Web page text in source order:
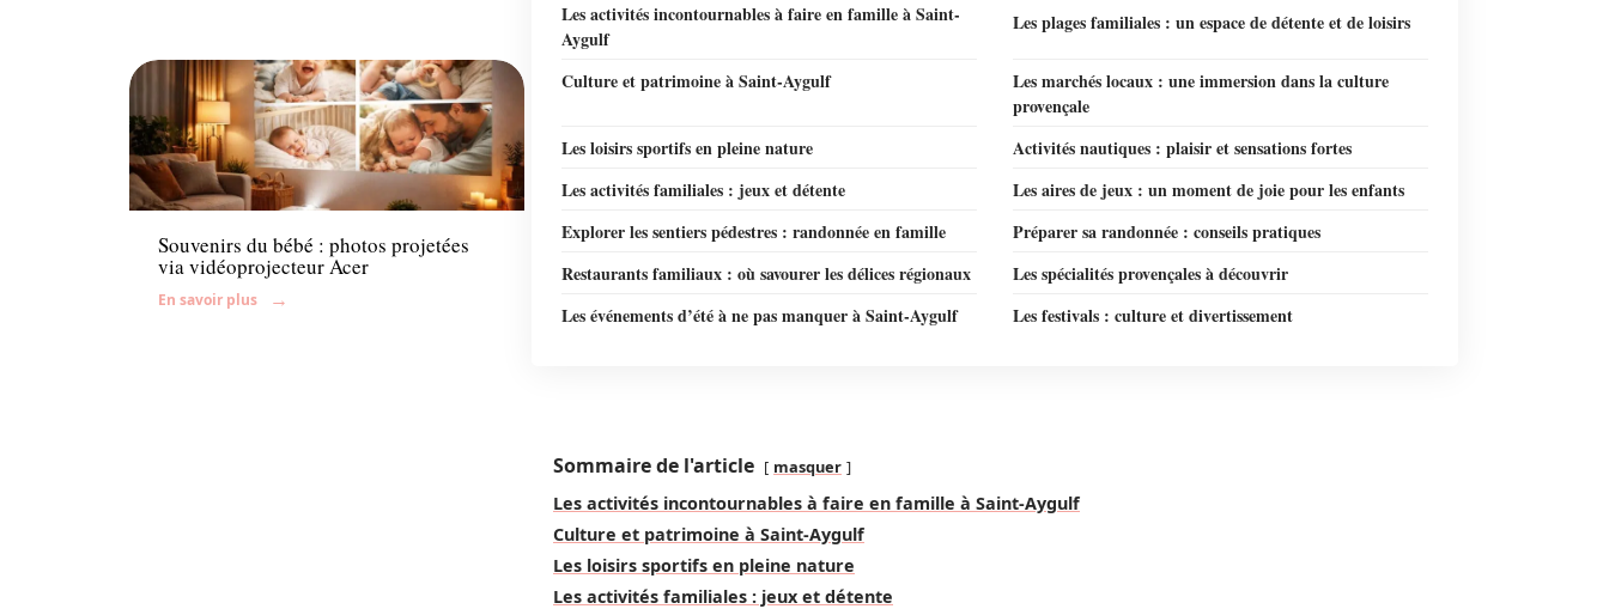
Enfant
Souvenirs du bébé : photos projetées
via vidéoprojecteur Acer
En savoir plus
Les activités incontournables à faire en famille à Saint-
Aygulf
Les plages familiales : un espace de détente et de loisirs
Culture et patrimoine à Saint-Aygulf
Les marchés locaux : une immersion dans la culture
provençale
Les loisirs sportifs en pleine nature
Activités nautiques : plaisir et sensations fortes
Les activités familiales : jeux et détente
Les aires de jeux : un moment de joie pour les enfants
Explorer les sentiers pédestres : randonnée en famille
Préparer sa randonnée : conseils pratiques
Restaurants familiaux : où savourer les délices régionaux
Les spécialités provençales à découvrir
Les événements d’été à ne pas manquer à Saint-Aygulf
Les festivals : culture et divertissement
Sommaire de l'article masquer
Les activités incontournables à faire en famille à Saint-Aygulf
Culture et patrimoine à Saint-Aygulf
Les loisirs sportifs en pleine nature
Les activités familiales : jeux et détente